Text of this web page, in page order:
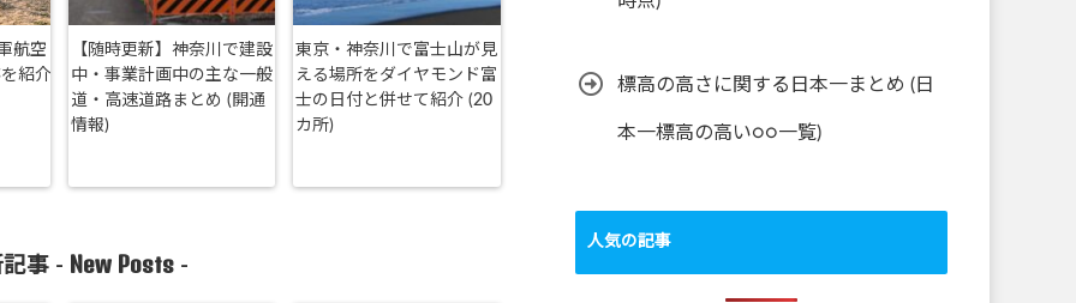
航空
紹介
【随時更新】神奈川で建設
中・事業計画中の主な一般
道・高速道路まとめ (開通
情報)
東京・神奈川で富士山が見
える場所をダイヤモンド富
士の日付と併せて紹介 (20
カ所)
事 - New Posts -
標高の高さに関する日本一まとめ (日
本一標高の高い○○一覧)
人気の記事